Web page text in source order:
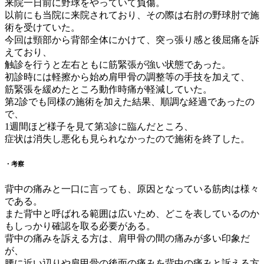
来院一日前に野球をやっていて負傷。
以前にも当院に来院されており、その際は右肘の野球肘で施
術を受けていた。
今回は頸部から背部全体にかけて、突っ張り感と後屈痛を訴
えており、
触診を行うと左右ともに筋緊張が強い状態であった。
初診時には軽擦から始め肩甲骨の調整等の手技を加えて、
筋緊張を緩めたところ動作時痛が軽減していた。
第2診でも同様の施術を加えた結果、順調な経過であったの
で、
1週間ほど様子を見て第3診に臨んだところ、
症状は消失し悪化も見られなかったので施術を終了した。
・考察
背中の痛みと一口に言っても、原因となっている筋肉は様々
である。
また背中と呼ばれる範囲は広いため、どこを表しているのか
もしっかり確認を取る必要がある。
背中の痛みを訴える方は、肩甲骨の間の痛みが多い印象だ
が、